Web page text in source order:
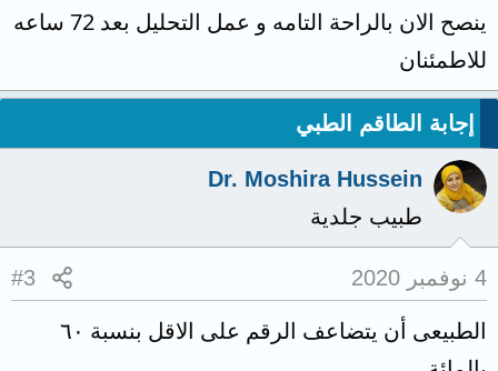
ينصح الان بالراحة التامه و عمل التحليل بعد 72 ساعه
للاطمئنان
إجابة الطاقم الطبي
Dr. Moshira Hussein
طبيب جلدية
4 نوفمبر 2020 #3
الطبيعى أن يتضاعف الرقم على الاقل بنسبة ٦٠